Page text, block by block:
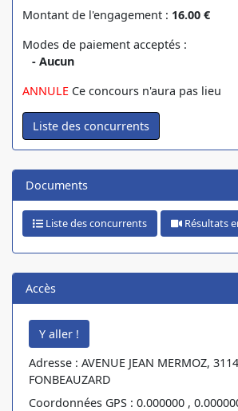
Montant de l'engagement : 16.00 €
Modes de paiement acceptés :
- Aucun
ANNULE Ce concours n'aura pas lieu
Documents
Liste des concurrents
Accès
Adresse : AVENUE JEAN MERMOZ,
FONBEAUZARD
Coordonnées GPS : 0.000000 ,